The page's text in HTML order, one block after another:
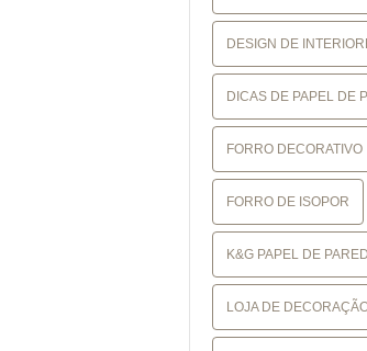
DESIGN DE
DICAS DE PAPEL DE
FORRO DECORATIVO
FORRO DE ISOPOR
K&G PAPEL DE
LOJA DE